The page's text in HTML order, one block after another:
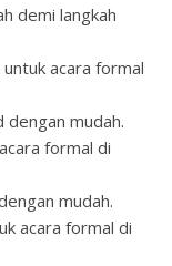
demi langkah
acara formal
dengan mudah.
formal di
mudah.
acara formal di